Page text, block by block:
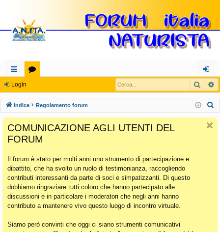
oll
eg
a
m
en
ti
Ra
pi
di
u
m
og
in
Login Cerca
Indice Regolamento forum
COMUNICAZIONE AGLI UTENTI DEL
FORUM
Il forum è stato per molti anni uno strumento di partecipazione e
dibattito, che ha svolto un ruolo di testimonianza, raccogliendo
contributi interessanti da parte di soci e simpatizzanti. Di questo
dobbiamo ringraziare tutti coloro che hanno partecipato alle
discussioni e in particolare i moderatori che negli anni hanno
contributo a mantenere vivo questo luogo di incontro virtuale.
Siamo però convinti che oggi ci siano strumenti comunicativi